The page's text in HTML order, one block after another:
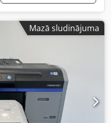
Mazā sludinājuma